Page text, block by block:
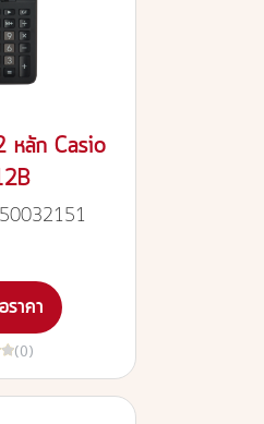
หลัก Casio
ราคา
(0)